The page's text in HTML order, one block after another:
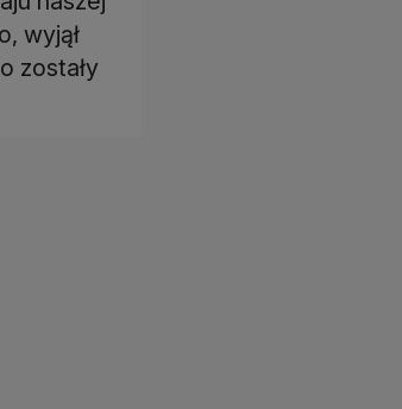
wyjął
zostały